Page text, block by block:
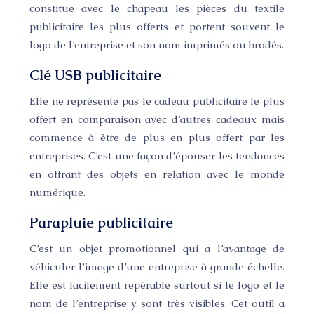
constitue avec le chapeau les pièces du textile
publicitaire les plus offerts et portent souvent le
logo de l’entreprise et son nom imprimés ou brodés.
Clé USB publicitaire
Elle ne représente pas le cadeau publicitaire le plus
offert en comparaison avec d’autres cadeaux mais
commence à être de plus en plus offert par les
entreprises. C’est une façon d’épouser les tendances
en offrant des objets en relation avec le monde
numérique.
Parapluie publicitaire
C’est un objet promotionnel qui a l’avantage de
véhiculer l’image d’une entreprise à grande échelle.
Elle est facilement repérable surtout si le logo et le
nom de l’entreprise y sont très visibles. Cet outil a